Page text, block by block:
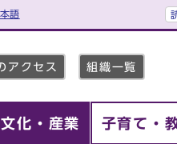
語
アクセス 組織一覧
化・産業 子育て・